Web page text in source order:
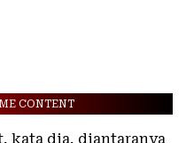
CONTENT
kata dia, diantaranya